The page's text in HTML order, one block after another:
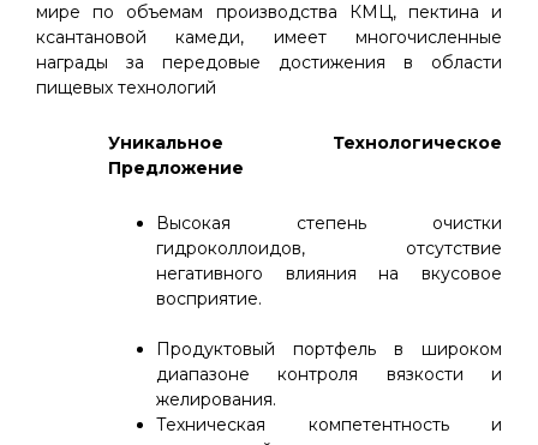
мире по объемам производства КМЦ, пектина и
ксантановой камеди, имеет многочисленные
награды за передовые достижения в области
пищевых технологий
Уникальное Технологическое
Предложение
Высокая степень очистки
гидроколлоидов, отсутствие
негативного влияния на вкусовое
восприятие.
Продуктовый портфель в широком
диапазоне контроля вязкости и
желирования.
Техническая компетентность и